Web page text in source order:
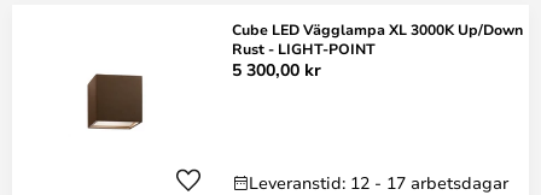
Cube LED Vägglampa XL 3000K Up/Down
Rust - LIGHT-POINT
5 300,00 kr
Leveranstid: 12 - 17 arbetsdagar